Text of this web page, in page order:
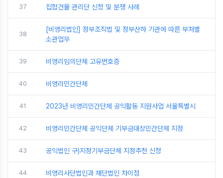
37 집합건물 관리단 신청 및 분쟁 사례
38
[비영리법인] 정부조직법 및 정부산하 기관에 따른 부처별
소관업무
39 비영리임의단체 고유번호증
40 비영리민간단체
41 2023년 비영리민간단체 공익활동 지원사업 서울특별시
42 비영리민간단체 공익단체 기부금대상민간단체 지정
43 공익법인 구)지정기부금단체 지정추천 신청
44 비영리사단법인과 재단법인 차이점